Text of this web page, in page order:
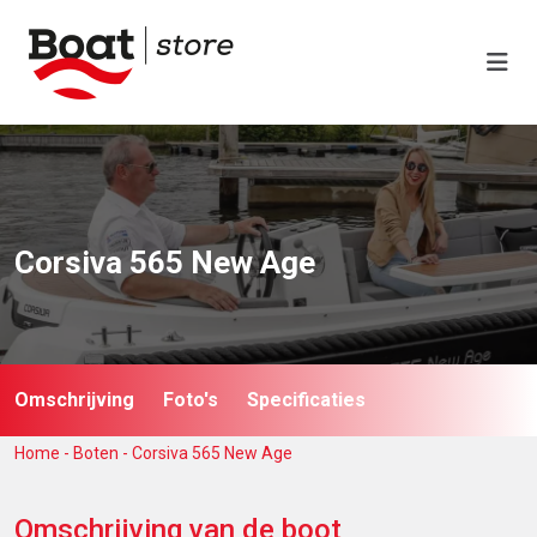
Corsiva 565 New Age
Omschrijving Foto's Specificaties
Home - Boten - Corsiva 565 New Age
Omschrijving van de boot